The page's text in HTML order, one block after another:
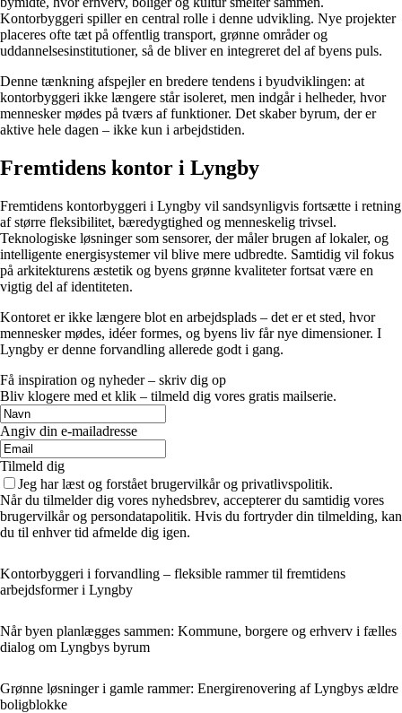
Kontorbyggeri spiller en central rolle i denne udvikling. Nye projekter
placeres ofte tæt på offentlig transport, grønne områder og
uddannelsesinstitutioner, så de bliver en integreret del af byens puls.
Denne tænkning afspejler en bredere tendens i byudviklingen: at
kontorbyggeri ikke længere står isoleret, men indgår i helheder, hvor
mennesker mødes på tværs af funktioner. Det skaber byrum, der er
aktive hele dagen – ikke kun i arbejdstiden.
Fremtidens kontor i Lyngby
Fremtidens kontorbyggeri i Lyngby vil sandsynligvis fortsætte i retning
af større fleksibilitet, bæredygtighed og menneskelig trivsel.
Teknologiske løsninger som sensorer, der måler brugen af lokaler, og
intelligente energisystemer vil blive mere udbredte. Samtidig vil fokus
på arkitekturens æstetik og byens grønne kvaliteter fortsat være en
vigtig del af identiteten.
Kontoret er ikke længere blot en arbejdsplads – det er et sted, hvor
mennesker mødes, idéer formes, og byens liv får nye dimensioner. I
Lyngby er denne forvandling allerede godt i gang.
Få inspiration og nyheder – skriv dig op
Bliv klogere med et klik – tilmeld dig vores gratis mailserie.
Angiv din e-mailadresse
Tilmeld dig
Jeg har læst og forstået brugervilkår og privatlivspolitik.
Når du tilmelder dig vores nyhedsbrev, accepterer du samtidig vores
brugervilkår og persondatapolitik. Hvis du fortryder din tilmelding, kan
du til enhver tid afmelde dig igen.
Kontorbyggeri i forvandling – fleksible rammer til fremtidens
arbejdsformer i Lyngby
Når byen planlægges sammen: Kommune, borgere og erhverv i fælles
dialog om Lyngbys byrum
Grønne løsninger i gamle rammer: Energirenovering af Lyngbys ældre
boligblokke